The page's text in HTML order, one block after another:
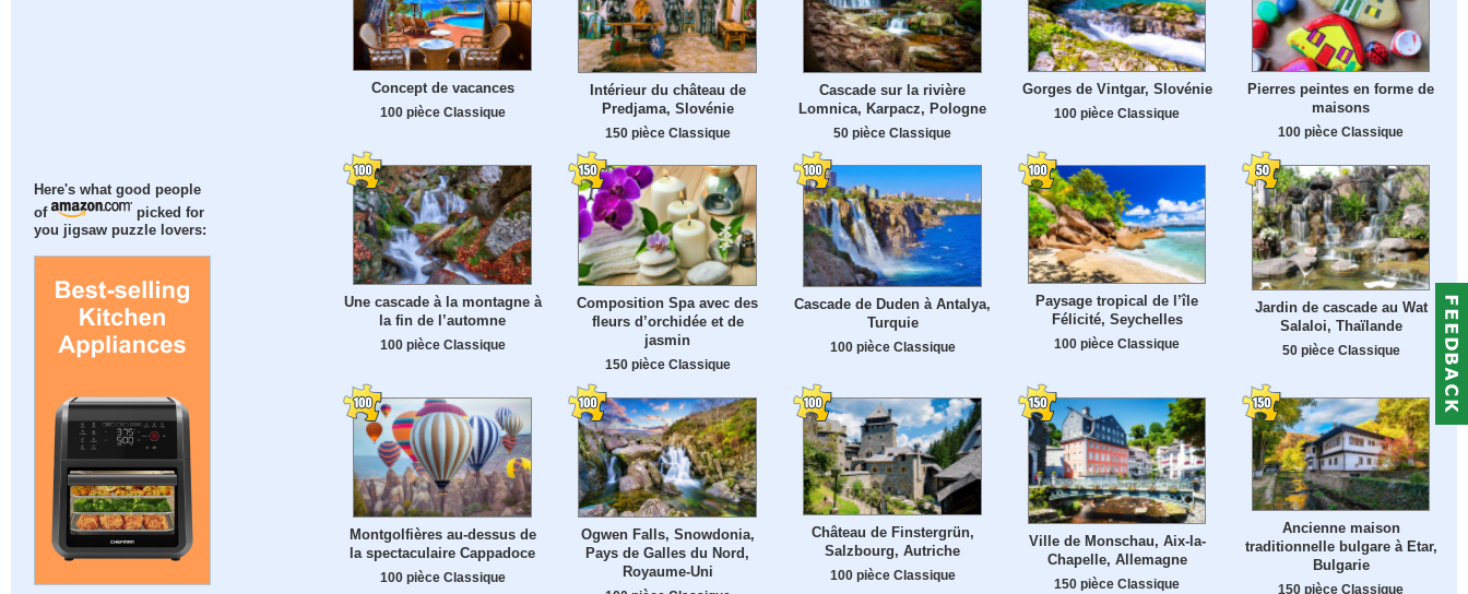
Here's what good people
of
picked for
you jigsaw puzzle lovers:
Concept de vacances
100 pièce Classique
Intérieur du château de
Predjama, Slovénie
150 pièce Classique
Cascade sur la rivière
Lomnica, Karpacz, Pologne
50 pièce Classique
Gorges de Vintgar, Slovénie
100 pièce Classique
Pierres peintes en forme de
maisons
100 pièce Classique
Une cascade à la montagne à
la fin de l’automne
100 pièce Classique
Composition Spa avec des
fleurs d’orchidée et de
jasmin
150 pièce Classique
Cascade de Duden à Antalya,
Turquie
100 pièce Classique
Paysage tropical de l’île
Félicité, Seychelles
100 pièce Classique
Jardin de cascade au Wat
Salaloi, Thaïlande
50 pièce Classique
Montgolfières au-dessus de
la spectaculaire Cappadoce
100 pièce Classique
Ogwen Falls, Snowdonia,
Pays de Galles du Nord,
Royaume-Uni
Château de Finstergrün,
Salzbourg, Autriche
100 pièce Classique
Ville de Monschau, Aix-la-
Chapelle, Allemagne
150 pièce Classique
Ancienne maison
traditionnelle bulgare à Etar,
Bulgarie
150 pièce Classique